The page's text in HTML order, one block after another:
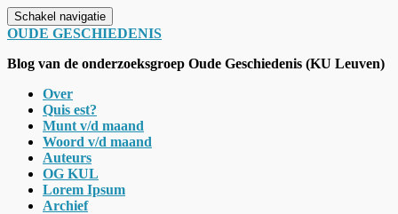
Schakel navigatie
OUDE GESCHIEDENIS
Blog van de onderzoeksgroep Oude Geschiedenis (KU Leuven)
Over
Quis est?
Munt v/d maand
Woord v/d maand
Auteurs
OG KUL
Lorem Ipsum
Archief